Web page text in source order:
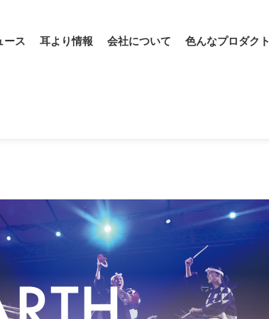
ース 耳より情報 会社について 色んなプロダクト